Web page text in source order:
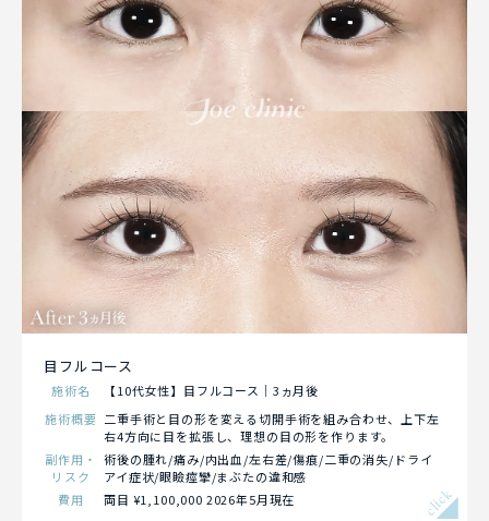
目フルコース
施術名
【10代女性】目フルコース｜3ヵ月後
施術概要 二重手術と目の形を変える切開手術を組み合わせ、上下左
右4方向に目を拡張し、理想の目の形を作ります。
副作用・
リスク
術後の腫れ/痛み/内出血/左右差/傷痕/二重の消失/ドライ
アイ症状/眼瞼痙攣/まぶたの違和感
費用
両目 ¥1,100,000 2026年5月現在 click